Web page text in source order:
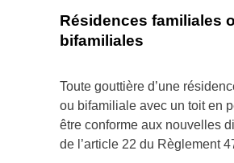
Résidences familiales
bifamiliales
Toute gouttière d’une
ou bifamiliale avec un toit en
être conforme aux nouvelles
de l’article 22 du Règlement